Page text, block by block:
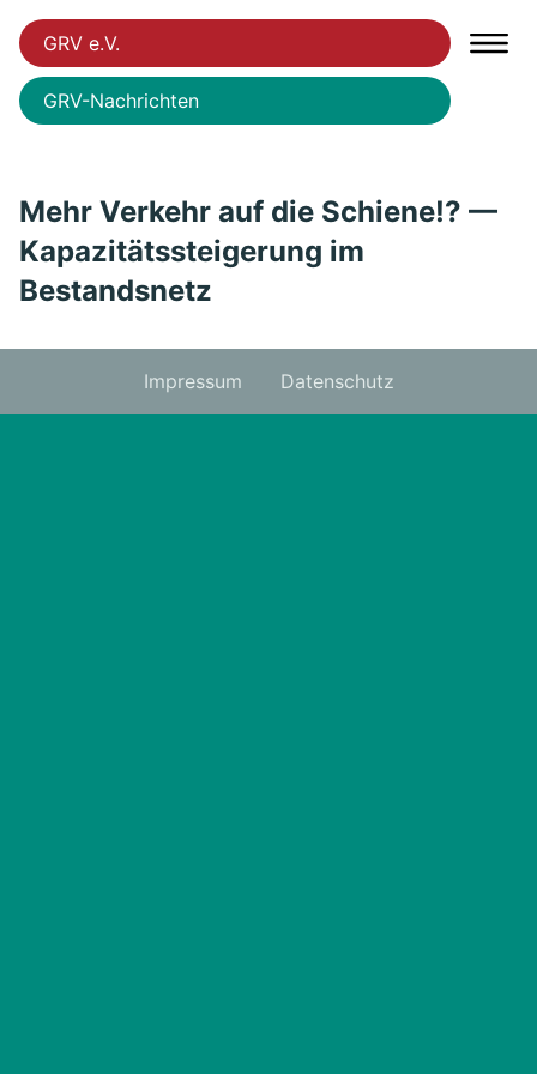
GRV e.V.
GRV-Nachrichten
Mehr Verkehr auf die Schiene!? —
Kapazitätssteigerung im
Bestandsnetz
Impressum Datenschutz